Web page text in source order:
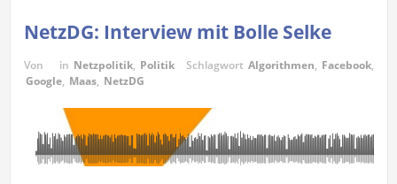
NetzDG: Interview mit Bolle Selke
Von in Netzpolitik, Politik Schlagwort Algorithmen, Facebook,
Google, Maas, NetzDG